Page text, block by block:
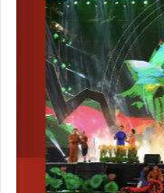
VIDEOS